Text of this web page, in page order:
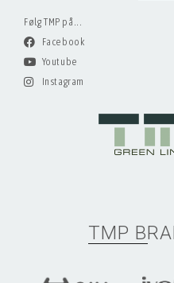
Følg TMP på...
Facebook
Youtube
Instagram
TMP